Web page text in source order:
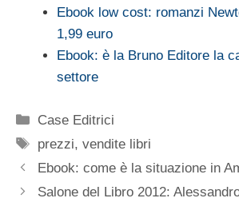
Ebook low cost: romanzi
1,99 euro
Ebook: è la Bruno Editore la
settore
Categorie
Case Editrici
Tag
prezzi,vendite libri
Ebook: come è la situazione in
Salone del Libro 2012: